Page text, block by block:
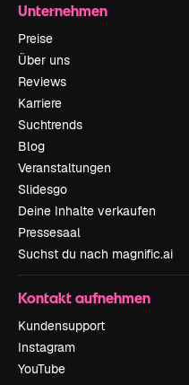
Unternehmen
Preise
Über uns
Reviews
Karriere
Suchtrends
Blog
Veranstaltungen
Slidesgo
Deine Inhalte verkaufen
Pressesaal
Suchst du nach magnific.ai
Kontakt aufnehmen
Kundensupport
Instagram
YouTube